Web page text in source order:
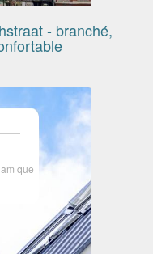
- branché,
que